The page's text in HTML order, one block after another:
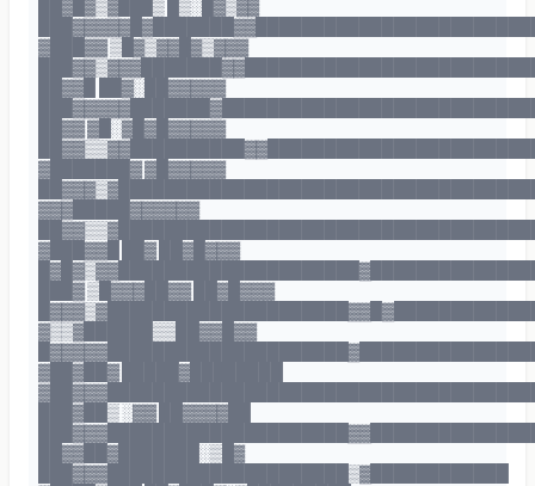
██▓█▓▒▓███▒ █▒░█▓▒▓▓
▓███▓▓ ▒█▓▒▓▓█▓▒▓▓▓
██▓▓█ ██▓░██▓▓▓▓▓
██▓▓ ▓█░▓█▓█▓▓▓▓▓
▓███████▓ ▓█▓▓▓▓▓
▓▓▓█████▓▓▓▓▓▓
▓███▓▓█ ██▓ ██▓█▓▓▓
███▓ ▒█▓▓▓██▓▓ ██▓█▓▓▓
▓▒▒▓██████▒▒██▓▓█▓▓
▓██▓██▓ █████▓████████
███▓██▒ ░▓▓ ██▓▓▓▓██
██▓▓██▓███████░▒█▓
███▓▓▓█████████████████████▒▓████████████